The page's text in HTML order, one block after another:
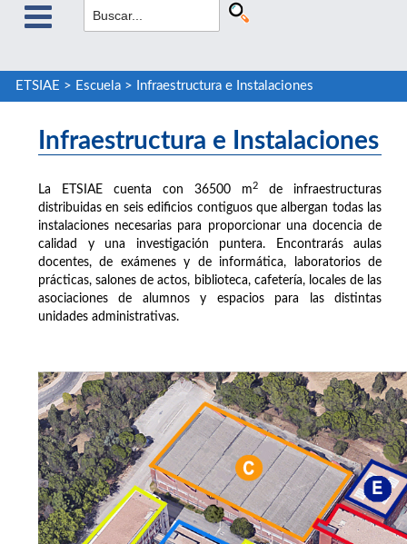
ETSIAE > Escuela> Infraestructura e Instalaciones
Infraestructura e Instalaciones
La ETSIAE cuenta con 36500 m2
de infraestructuras
distribuidas en seis edificios contiguos que albergan todas las
instalaciones necesarias para proporcionar una docencia de
calidad y una investigación puntera. Encontrarás aulas
docentes, de exámenes y de informática, laboratorios de
prácticas, salones de actos, biblioteca, cafetería, locales de las
asociaciones de alumnos y espacios para las distintas
unidades administrativas.